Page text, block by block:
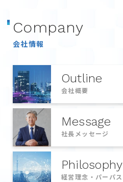
Company
会社情報
Outline
会社概要
Message
社長メッセージ
Philosophy
経営理念・パーパス